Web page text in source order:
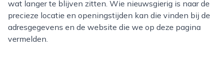
wat langer te blijven zitten. Wie nieuwsgierig is naar de
precieze locatie en openingstijden kan die vinden bij de
adresgegevens en de website die we op deze pagina
vermelden.